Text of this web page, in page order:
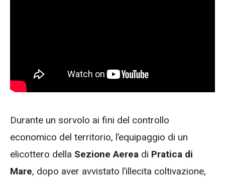
Durante un sorvolo ai fini del controllo
economico del territorio, l’equipaggio di un
elicottero della Sezione Aerea di Pratica di
Mare, dopo aver avvistato l’illecita coltivazione,